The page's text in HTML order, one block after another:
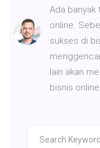
Ada banyak
online.
sukses di
lain akan
bisnis